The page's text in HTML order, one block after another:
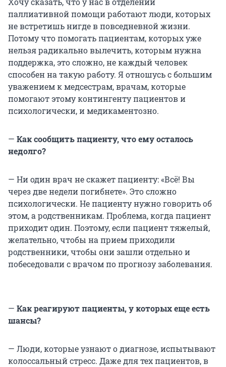
паллиативной помощи работают люди, которых
не встретишь нигде в повседневной жизни.
Потому что помогать пациентам, которых уже
нельзя радикально вылечить, которым нужна
поддержка, это сложно, не каждый человек
способен на такую работу. Я отношусь с большим
уважением к медсестрам, врачам, которые
помогают этому контингенту пациентов и
психологически, и медикаментозно.
— Как сообщить пациенту, что ему осталось
недолго?
— Ни один врач не скажет пациенту: «Всё! Вы
через две недели погибнете». Это сложно
психологически. Не пациенту нужно говорить об
этом, а родственникам. Проблема, когда пациент
приходит один. Поэтому, если пациент тяжелый,
желательно, чтобы на прием приходили
родственники, чтобы они зашли отдельно и
побеседовали с врачом по прогнозу заболевания.
— Как реагируют пациенты, у которых еще есть
шансы?
— Люди, которые узнают о диагнозе, испытывают
колоссальный стресс. Даже для тех пациентов, в